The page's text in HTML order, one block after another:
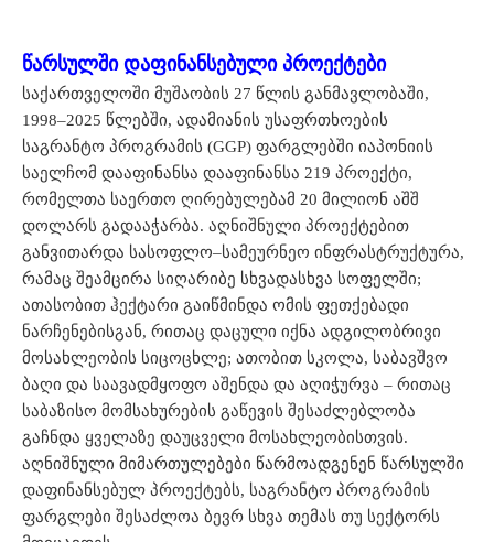
წარსულში დაფინანსებული პროექტები
საქართველოში მუშაობის 27 წლის განმავლობაში,
1998–2025 წლებში, ადამიანის უსაფრთხოების
საგრანტო პროგრამის (GGP) ფარგლებში იაპონიის
საელჩომ დააფინანსა დააფინანსა 219 პროექტი,
რომელთა საერთო ღირებულებამ 20 მილიონ აშშ
დოლარს გადააჭარბა. აღნიშნული პროექტებით
განვითარდა სასოფლო–სამეურნეო ინფრასტრუქტურა,
რამაც შეამცირა სიღარიბე სხვადასხვა სოფელში;
ათასობით ჰექტარი გაიწმინდა ომის ფეთქებადი
ნარჩენებისგან, რითაც დაცული იქნა ადგილობრივი
მოსახლეობის სიცოცხლე; ათობით სკოლა, საბავშვო
ბაღი და საავადმყოფო აშენდა და აღიჭურვა – რითაც
საბაზისო მომსახურების გაწევის შესაძლებლობა
გაჩნდა ყველაზე დაუცველი მოსახლეობისთვის.
აღნიშნული მიმართულებები წარმოადგენენ წარსულში
დაფინანსებულ პროექტებს, საგრანტო პროგრამის
ფარგლები შესაძლოა ბევრ სხვა თემას თუ სექტორს